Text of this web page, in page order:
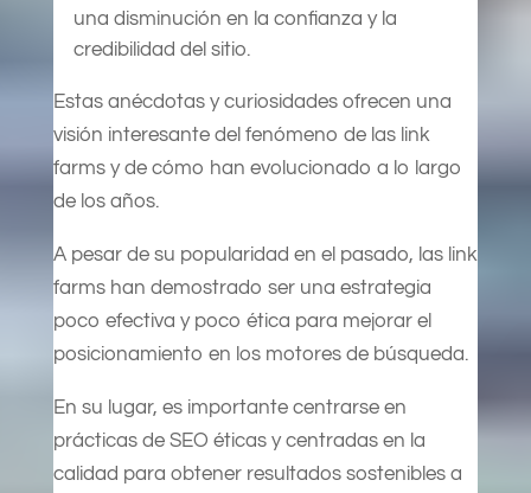
una disminución en la confianza y la
credibilidad del sitio.
Estas anécdotas y curiosidades ofrecen una
visión interesante del fenómeno de las link
farms y de cómo han evolucionado a lo largo
de los años.
A pesar de su popularidad en el pasado, las link
farms han demostrado ser una estrategia
poco efectiva y poco ética para mejorar el
posicionamiento en los motores de búsqueda.
En su lugar, es importante centrarse en
prácticas de SEO éticas y centradas en la
calidad para obtener resultados sostenibles a